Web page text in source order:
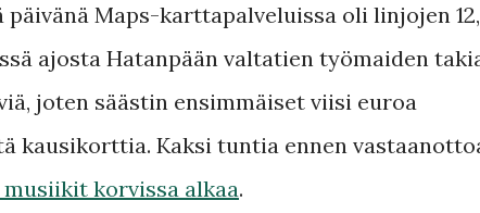
Maps-karttapalveluissa oli linjojen
ajosta Hatanpään valtatien työmaiden
joten säästin ensimmäiset viisi euroa
kausikorttia. Kaksi tuntia ennen
korvissa alkaa.